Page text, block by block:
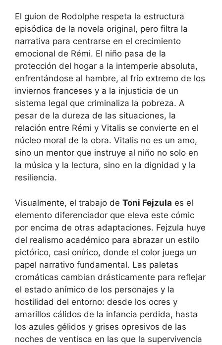
El guion de Rodolphe respeta la estructura
episódica de la novela original, pero filtra la
narrativa para centrarse en el crecimiento
emocional de Rémi. El niño pasa de la
protección del hogar a la intemperie absoluta,
enfrentándose al hambre, al frío extremo de los
inviernos franceses y a la injusticia de un
sistema legal que criminaliza la pobreza. A
pesar de la dureza de las situaciones, la
relación entre Rémi y Vitalis se convierte en el
núcleo moral de la obra. Vitalis no es un amo,
sino un mentor que instruye al niño no solo en
la música y la lectura, sino en la dignidad y la
resiliencia.
Visualmente, el trabajo de Toni Fejzula es el
elemento diferenciador que eleva este cómic
por encima de otras adaptaciones. Fejzula huye
del realismo académico para abrazar un estilo
pictórico, casi onírico, donde el color juega un
papel narrativo fundamental. Las paletas
cromáticas cambian drásticamente para reflejar
el estado anímico de los personajes y la
hostilidad del entorno: desde los ocres y
amarillos cálidos de la infancia perdida, hasta
los azules gélidos y grises opresivos de las
noches de ventisca en las que la supervivencia